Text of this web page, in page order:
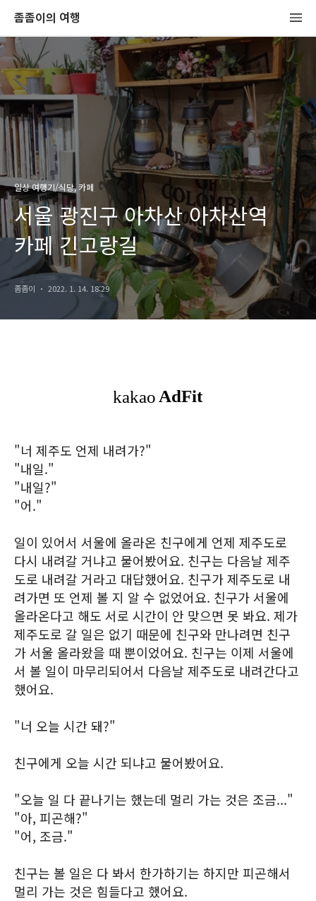
좀좀이의 여행
일상 여행기/식당, 카페
서울 광진구 아차산 아차산역
카페 긴고랑길
좀좀이 2022. 1. 14. 18:29
"너 제주도 언제 내려가?"
"내일."
"내일?"
"어."
일이 있어서 서울에 올라온 친구에게 언제 제주도로
다시 내려갈 거냐고 물어봤어요. 친구는 다음날 제주
도로 내려갈 거라고 대답했어요. 친구가 제주도로 내
려가면 또 언제 볼 지 알 수 없었어요. 친구가 서울에
올라온다고 해도 서로 시간이 안 맞으면 못 봐요. 제가
제주도로 갈 일은 없기 때문에 친구와 만나려면 친구
가 서울 올라왔을 때 뿐이었어요. 친구는 이제 서울에
서 볼 일이 마무리되어서 다음날 제주도로 내려간다고
했어요.
"너 오늘 시간 돼?"
친구에게 오늘 시간 되냐고 물어봤어요.
"오늘 일 다 끝나기는 했는데 멀리 가는 것은 조금..."
"아, 피곤해?"
"어, 조금."
친구는 볼 일은 다 봐서 한가하기는 하지만 피곤해서
멀리 가는 것은 힘들다고 했어요.